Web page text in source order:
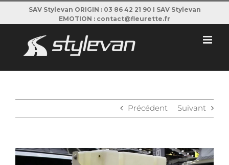
au
contenu
SAV Stylevan ORIGIN : 03 86 42 21 90 I SAV Stylevan
EMOTION : contact@fleurette.fr
Précédent Suivant
View